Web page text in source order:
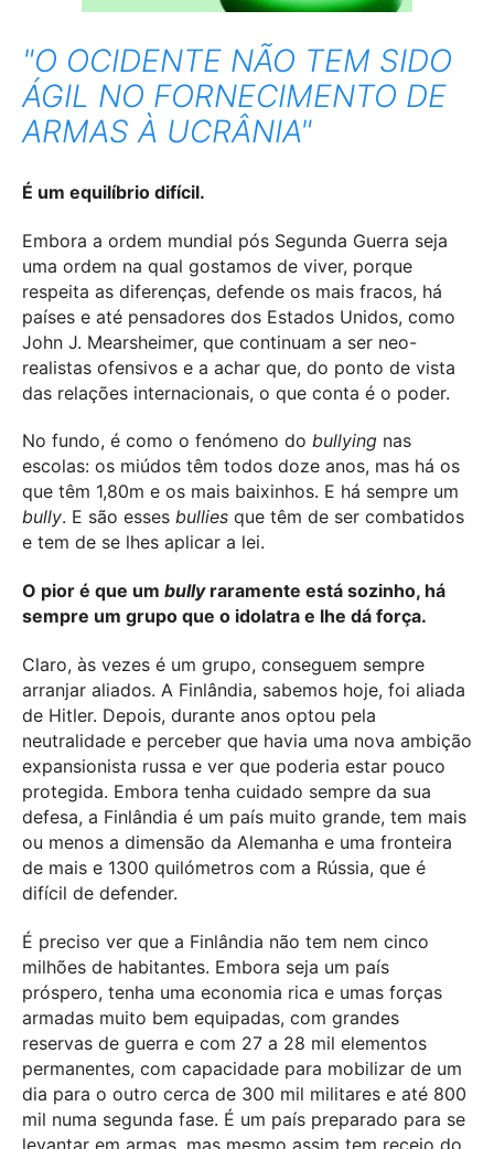
"O OCIDENTE NÃO TEM SIDO
ÁGIL NO FORNECIMENTO DE
ARMAS À UCRÂNIA"
É um equilíbrio difícil.
Embora a ordem mundial pós Segunda Guerra seja
uma ordem na qual gostamos de viver, porque
respeita as diferenças, defende os mais fracos, há
países e até pensadores dos Estados Unidos, como
John J. Mearsheimer, que continuam a ser neo-
realistas ofensivos e a achar que, do ponto de vista
das relações internacionais, o que conta é o poder.
No fundo, é como o fenómeno do bullying nas
escolas: os miúdos têm todos doze anos, mas há os
que têm 1,80m e os mais baixinhos. E há sempre um
bully. E são esses bullies que têm de ser combatidos
e tem de se lhes aplicar a lei.
O pior é que um bullyraramente está sozinho, há
sempre um grupo que o idolatra e lhe dá força.
Claro, às vezes é um grupo, conseguem sempre
arranjar aliados. A Finlândia, sabemos hoje, foi aliada
de Hitler. Depois, durante anos optou pela
neutralidade e perceber que havia uma nova ambição
expansionista russa e ver que poderia estar pouco
protegida. Embora tenha cuidado sempre da sua
defesa, a Finlândia é um país muito grande, tem mais
ou menos a dimensão da Alemanha e uma fronteira
de mais e 1300 quilómetros com a Rússia, que é
difícil de defender.
É preciso ver que a Finlândia não tem nem cinco
milhões de habitantes. Embora seja um país
próspero, tenha uma economia rica e umas forças
armadas muito bem equipadas, com grandes
reservas de guerra e com 27 a 28 mil elementos
permanentes, com capacidade para mobilizar de um
dia para o outro cerca de 300 mil militares e até 800
mil numa segunda fase. É um país preparado para se
levantar em armas, mas mesmo assim tem receio do